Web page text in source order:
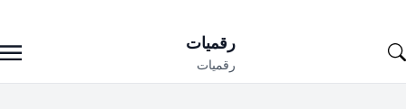
to
رقميات
رقميات